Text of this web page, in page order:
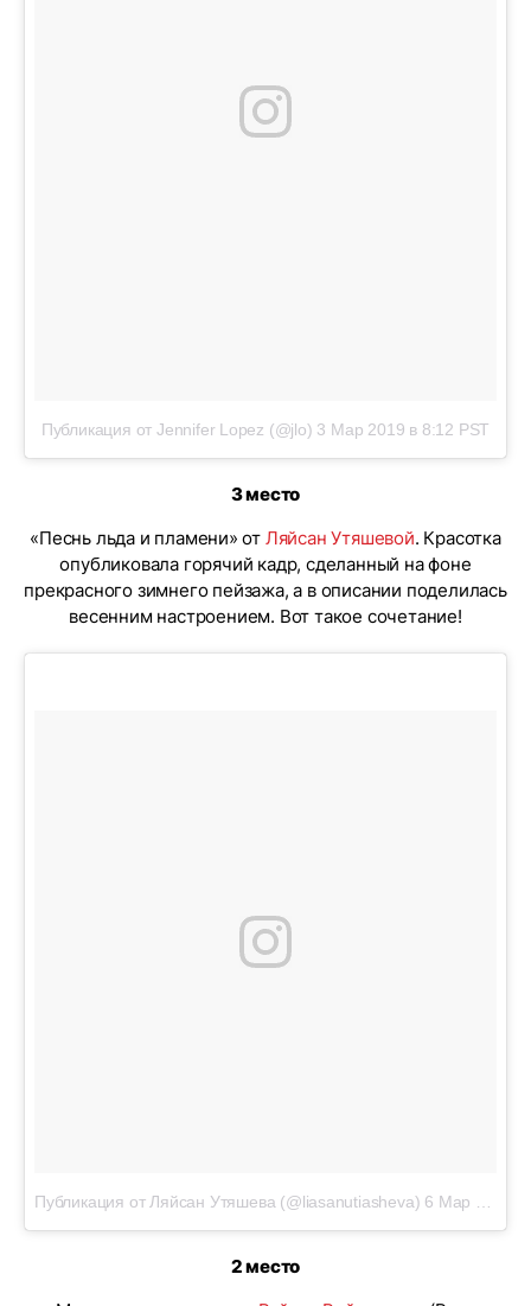
Публикация от Jennifer Lopez (@jlo) 3 Мар 2019 в 8:12 PST
3 место
«Песнь льда и пламени» от Ляйсан Утяшевой. Красотка
опубликовала горячий кадр, сделанный на фоне
прекрасного зимнего пейзажа, а в описании поделилась
весенним настроением. Вот такое сочетание!
Публикация от Ляйсан Утяшева (@liasanutiasheva) 6 Мар 2019 в 11:57 PST
2 место